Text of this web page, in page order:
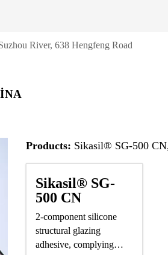
River, 638 Hengfeng Road
Products: Sikasil® SG-500
Sikasil® SG-
500 CN
2-component silicone
structural glazing
adhesive, complying